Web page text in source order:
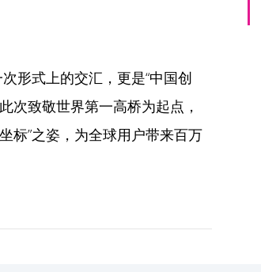
形式上的交汇，更是“中国创
次致敬世界第一高桥为起点，
标”之姿，为全球用户带来百万